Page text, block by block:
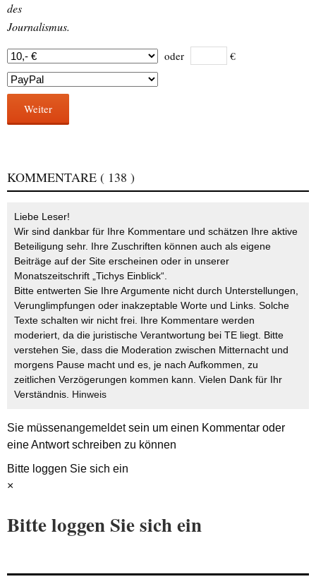
des
Journalismus.
oder €
Weiter
KOMMENTARE ( 138 )
Liebe Leser!
Wir sind dankbar für Ihre Kommentare und schätzen Ihre aktive
Beteiligung sehr. Ihre Zuschriften können auch als eigene
Beiträge auf der Site erscheinen oder in unserer
Monatszeitschrift „Tichys Einblick“.
Bitte entwerten Sie Ihre Argumente nicht durch Unterstellungen,
Verunglimpfungen oder inakzeptable Worte und Links. Solche
Texte schalten wir nicht frei. Ihre Kommentare werden
moderiert, da die juristische Verantwortung bei TE liegt. Bitte
verstehen Sie, dass die Moderation zwischen Mitternacht und
morgens Pause macht und es, je nach Aufkommen, zu
zeitlichen Verzögerungen kommen kann. Vielen Dank für Ihr
Verständnis. Hinweis
Sie müssenangemeldetsein um einen Kommentar oder
eine Antwort schreiben zu können
Bitte loggen Sie sich ein
×
Bitte loggen Sie sich ein